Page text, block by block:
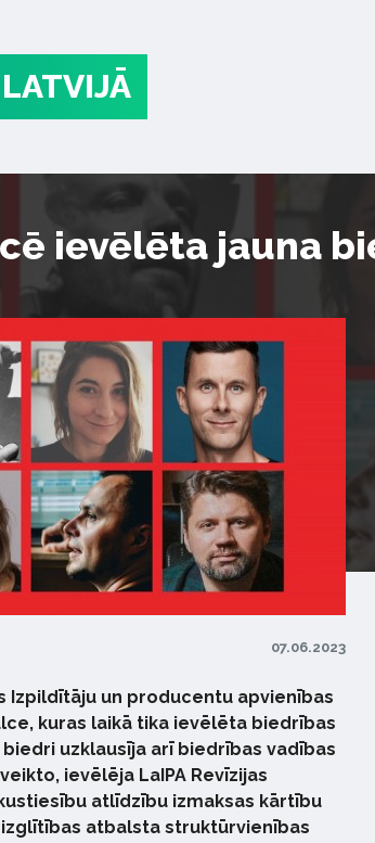
ievēlēta jauna
07.06.2023
Izpildītāju un producentu apvienības
kuras laikā tika ievēlēta biedrības
biedri uzklausīja arī biedrības vadības
ievēlēja LaIPA Revīzijas
atlīdzību izmaksas kārtību
izglītības atbalsta struktūrvienības